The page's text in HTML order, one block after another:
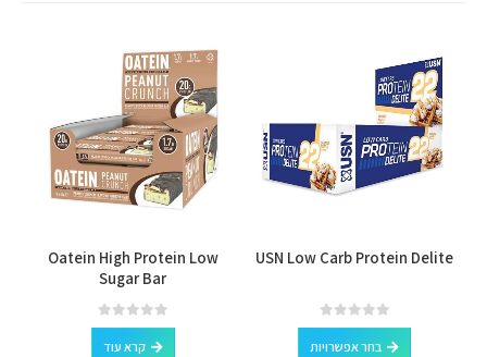
USN Low Carb Protein Delite
0
out of 5
בחר אפשרויות
למוצר זה יש מספר סוגים. ניתן לבחור את האפשרויות בעמוד המוצר
Oatein High Protein Low
Sugar Bar
0
out of 5
קרא עוד